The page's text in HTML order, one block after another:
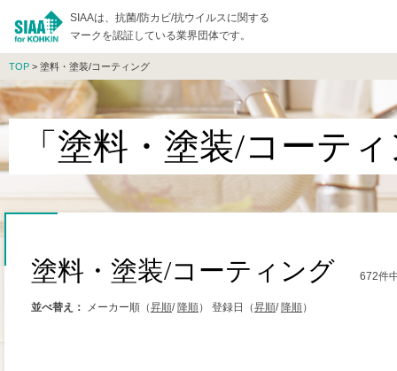
SIAAは、抗菌/防カビ/抗ウイルスに関する
マークを認証している業界団体です。
TOP > 塗料・塗装/コーティング
「塗料・塗装/コーテ
塗料・塗装/コーティング 672件
並べ替え： メーカー順（昇順/ 降順） 登録日（昇順/ 降順）